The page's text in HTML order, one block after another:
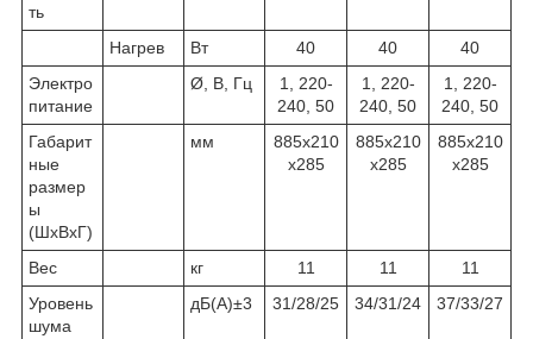
ть
Нагрев Вт 40 40
40
Электро
питание
Ø, В, Гц
1, 220-
240, 50
1, 220-
240, 50
1, 220-
240, 50
Габарит
ные
размер
ы
(ШхВхГ)
мм
885x210
х285
885x210
х285
885x210
х285
Вес кг 11 11
11
Уровень
шума
дБ(А)±3 31/28/25 34/31/24 37/33/27